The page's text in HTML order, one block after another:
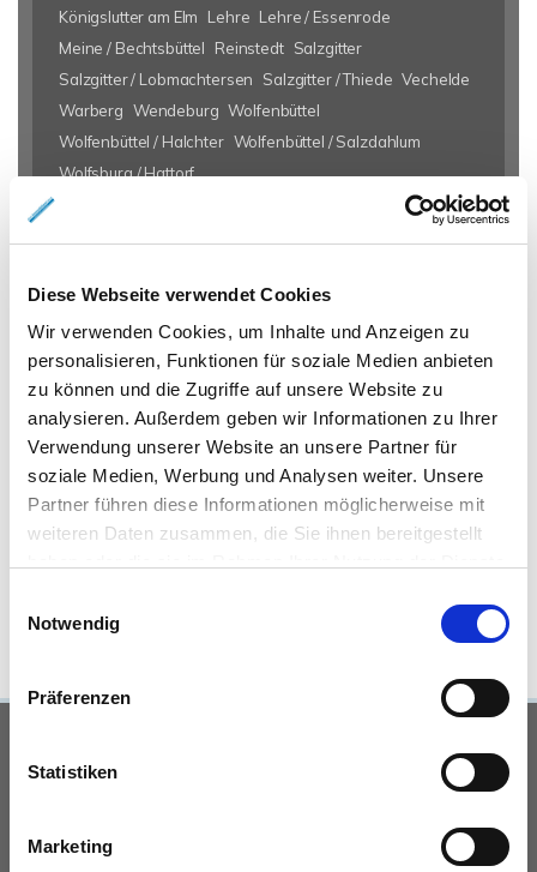
Diese Webseite verwendet Cookies
Wir verwenden Cookies, um Inhalte und Anzeigen zu
personalisieren, Funktionen für soziale Medien anbieten
zu können und die Zugriffe auf unsere Website zu
analysieren. Außerdem geben wir Informationen zu Ihrer
Verwendung unserer Website an unsere Partner für
soziale Medien, Werbung und Analysen weiter. Unsere
Partner führen diese Informationen möglicherweise mit
weiteren Daten zusammen, die Sie ihnen bereitgestellt
Notwendig
Präferenzen
Statistiken
Marketing
Königslutter am Elm
Lehre Lehre / Essenrode
Meine / Bechtsbüttel
Reinstedt Salzgitter
Salzgitter / Lobmachtersen
Salzgitter / Thiede Vechelde
Warberg Wendeburg Wolfenbüttel
Wolfenbüttel / Halchter Wolfenbüttel / Salzdahlum
Wolfsburg / Hattorf
Braunschweig
Mietangebote Braunschweig
Braunschweig
Mietwohnung Braunschweig
Wohnungen
Braunschweig
Reihenhaus Braunschweig
Wohnung miete
Braunschweig
Wohnung suche Braunschweig
Wohnungssuche
Braunschweig
Wohnungsanzeigen Braunschweig
Wohnung
Braunschweig
Haus Braunschweig
Häuser Braunschweig
kaufen Braunschweig
mieten Braunschweig
Immobilie
Braunschweig
Immobilien Braunschweig
Hauskauf
Einfamilienhaus